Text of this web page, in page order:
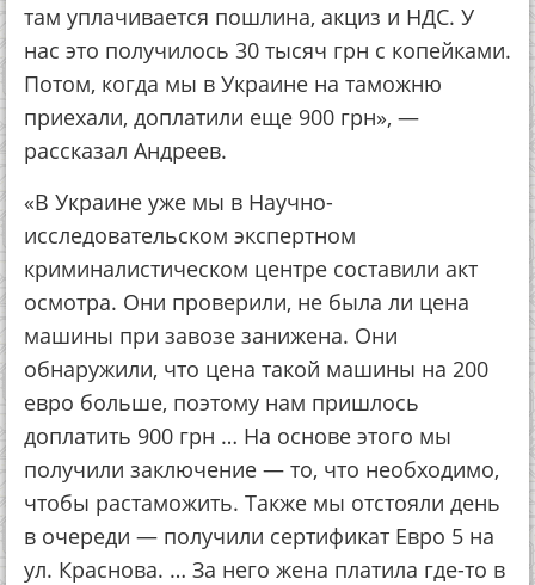
там уплачивается пошлина, акциз и НДС. У
нас это получилось 30 тысяч грн с копейками.
Потом, когда мы в Украине на таможню
приехали, доплатили еще 900 грн», —
рассказал Андреев.
«В Украине уже мы в Научно-
исследовательском экспертном
криминалистическом центре составили акт
осмотра. Они проверили, не была ли цена
машины при завозе занижена. Они
обнаружили, что цена такой машины на 200
евро больше, поэтому нам пришлось
доплатить 900 грн … На основе этого мы
получили заключение — то, что необходимо,
чтобы растаможить. Также мы отстояли день
в очереди — получили сертификат Евро 5 на
ул. Краснова. … За него жена платила где-то в